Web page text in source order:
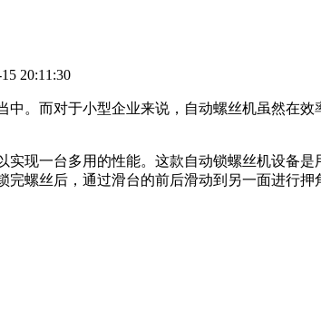
20:11:30
。而对于小型企业来说，自动螺丝机虽然在
现一台多用的性能。这款自动锁螺丝机设备
螺丝后，通过滑台的前后滑动到另一面进行